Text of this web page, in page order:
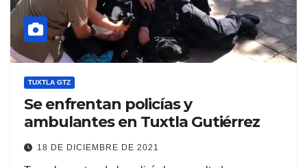
TUXTLA GTZ
Se enfrentan policías y
ambulantes en Tuxtla Gutiérrez
18 DE DICIEMBRE DE 2021